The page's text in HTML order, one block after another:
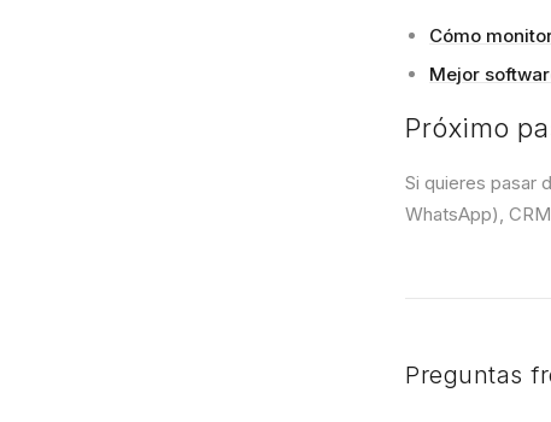
Cómo
Mejor
Próximo
Si quieres pasar
WhatsApp),
Preguntas